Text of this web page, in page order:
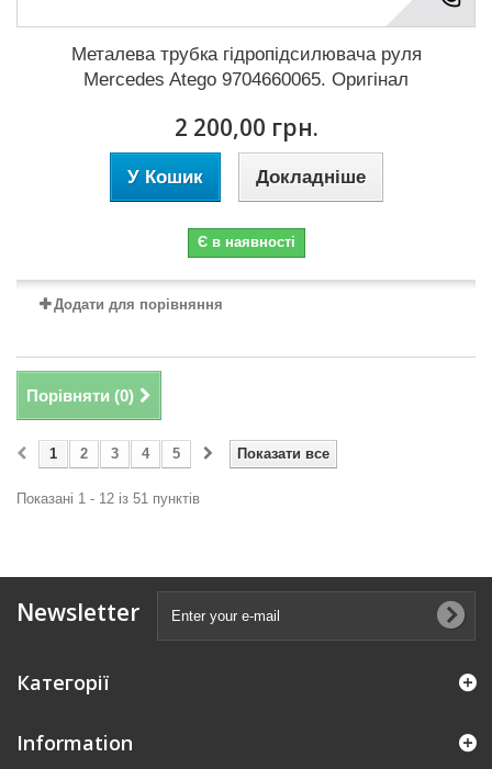
Металева трубка гідропідсилювача руля
Mercedes Atego 9704660065. Оригінал
2 200,00 грн.
У Кошик Докладніше
Є в наявності
Додати для порівняння
Порівняти (0)
Показати все
1 2 3 4 5
Показані 1 - 12 із 51 пунктів
Newsletter
Категорії
Information